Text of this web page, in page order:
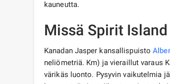
kauneutta.
Missä Spirit Island
Kanadan Jasper kansallispuisto
neliömetriä. Km) ja vieraillut varaus
värikäs luonto. Pysyvin vaikutelmia